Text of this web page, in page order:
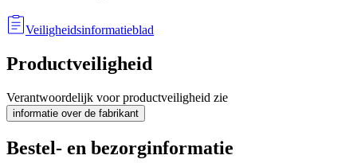
Veiligheidsinformatieblad
Productveiligheid
Verantwoordelijk voor productveiligheid zie
informatie over de fabrikant
Bestel- en bezorginformatie